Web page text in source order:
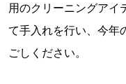
用のクリーニングアイ
て手入れを行い、今年
ごしください。